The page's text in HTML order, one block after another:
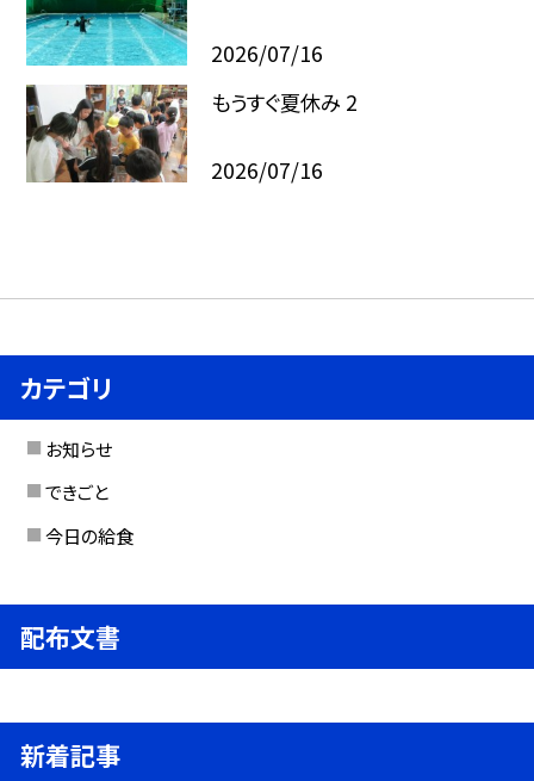
2026/07/16
もうすぐ夏休み 2
2026/07/16
カテゴリ
お知らせ
できごと
今日の給食
配布文書
新着記事